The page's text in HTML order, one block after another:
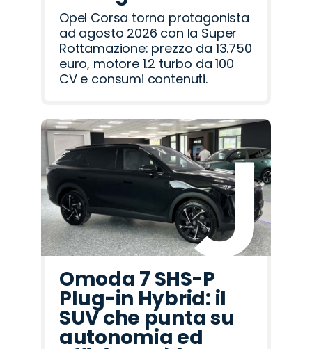
Opel Corsa torna protagonista
ad agosto 2026 con la Super
Rottamazione: prezzo da 13.750
euro, motore 1.2 turbo da 100
CV e consumi contenuti.
Omoda 7 SHS-P
Plug-in Hybrid: il
SUV che punta su
autonomia ed